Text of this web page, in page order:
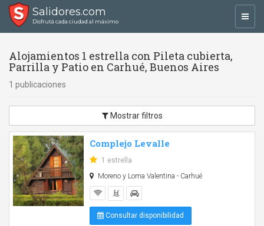
Salidores.com
Disfrutá cada ciudad al máximo
Alojamientos 1 estrella con Pileta cubierta,
Parrilla y Patio en Carhué, Buenos Aires
1 publicaciones
Mostrar filtros
Complejo Levalle
1 estrella
Moreno y Loma Valentina - Carhué
Consultar disponibilidad